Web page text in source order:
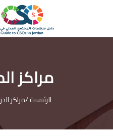
مراكز
الرئيسية /مراكز